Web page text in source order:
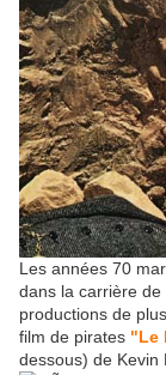
Les années 70
dans la carrière
productions de
film de pirates "Le
dessous) de Kevin